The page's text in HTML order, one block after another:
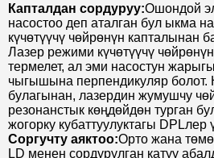
Капталдан сордуруу:Ошондой
насостоо деп аталган бул ыкма
күчөтүүчү чөйрөнүн капталынан
Лазер режими күчөтүүчү
термелет, ал эми насостун
чыгышына перпендикуляр болот.
булагынан, лазердин жумушчу
резонанстык көңдөйдөн турган
жогорку кубаттуулуктагы
Соргучту аяктоо:Орто жана
LD менен сордурулган катуу